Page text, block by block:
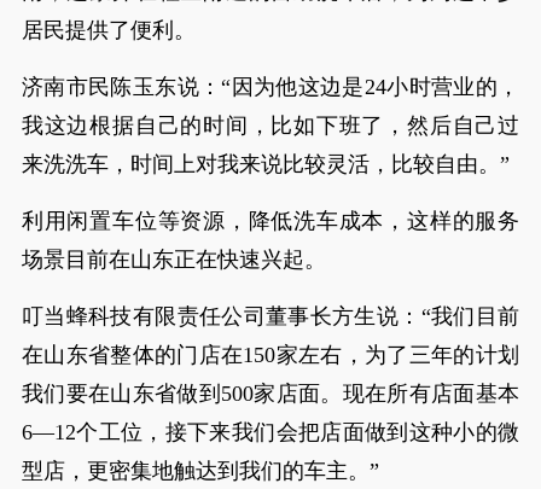
居民提供了便利。
济南市民陈玉东说：“因为他这边是24小时营业的，
我这边根据自己的时间，比如下班了，然后自己过
来洗洗车，时间上对我来说比较灵活，比较自由。”
利用闲置车位等资源，降低洗车成本，这样的服务
场景目前在山东正在快速兴起。
叮当蜂科技有限责任公司董事长方生说：“我们目前
在山东省整体的门店在150家左右，为了三年的计划
我们要在山东省做到500家店面。现在所有店面基本
6—12个工位，接下来我们会把店面做到这种小的微
型店，更密集地触达到我们的车主。”